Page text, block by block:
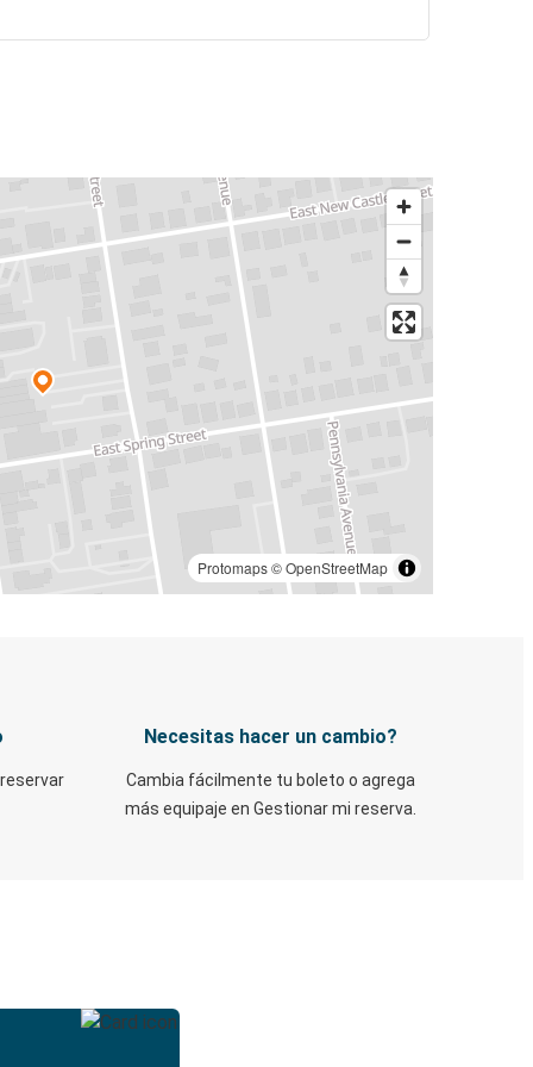
Protomaps©OpenStreetMap
Necesitas hacer un cambio?
Cambia fácilmente tu boleto o agrega
más equipaje en Gestionar mi reserva.